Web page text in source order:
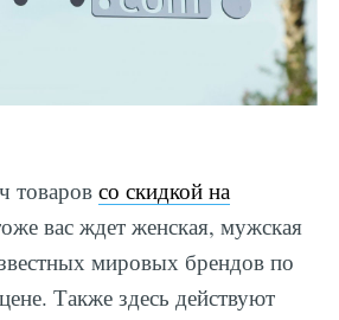
товаров со скидкой на
вас ждет женская, мужская
мировых брендов по
Также здесь действуют